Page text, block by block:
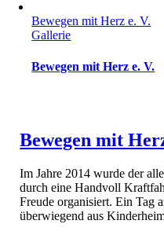
Bewegen mit Herz e. V.
Gallerie
Bewegen mit Herz e. V.
Bewegen mit
Im Jahre 2014 wurde der
durch eine Handvoll
Freude organisiert. Ein Tag
überwiegend aus